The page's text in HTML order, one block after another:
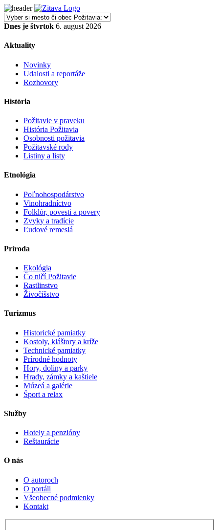
Dnes je štvrtok 6. august 2026
Aktuality
Novinky
Udalosti a reportáže
Rozhovory
História
Požitavie v praveku
História Požitavia
Osobnosti požitavia
Požitavské rody
Listiny a listy
Etnológia
Poľnohospodárstvo
Vinohradníctvo
Folklór, povesti a povery
Zvyky a tradície
Ľudové remeslá
Príroda
Ekológia
Čo ničí Požitavie
Rastlinstvo
Živočíšstvo
Turizmus
Historické pamiatky
Kostoly, kláštory a kríže
Technické pamiatky
Prírodné hodnoty
Hory, doliny a parky
Hrady, zámky a kaštiele
Múzeá a galérie
Šport a relax
Služby
Hotely a penzióny
Reštaurácie
O nás
O autoroch
O portáli
Všeobecné podmienky
Kontakt